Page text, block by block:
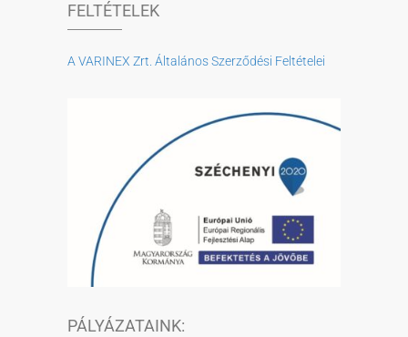
FELTÉTELEK
A VARINEX Zrt. Általános Szerződési Feltételei
PÁLYÁZATAINK: